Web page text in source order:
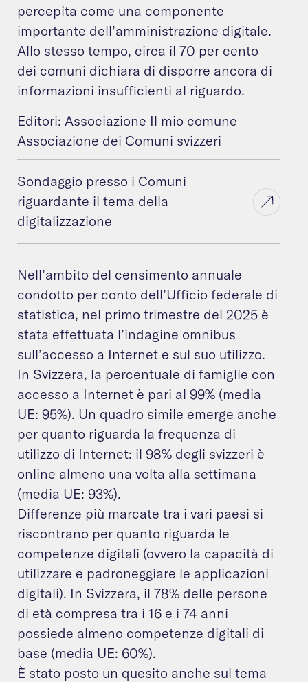
percepita come una componente
importante dell’amministrazione digitale.
Allo stesso tempo, circa il 70 per cento
dei comuni dichiara di disporre ancora di
informazioni insufficienti al riguardo.
Editori: Associazione Il mio comune
Associazione dei Comuni svizzeri
Sondaggio presso i Comuni
riguardante il tema della
digitalizzazione
Nell’ambito del censimento annuale
condotto per conto dell’Ufficio federale di
statistica, nel primo trimestre del 2025 è
stata effettuata l’indagine omnibus
sull’accesso a Internet e sul suo utilizzo.
In Svizzera, la percentuale di famiglie con
accesso a Internet è pari al 99% (media
UE: 95%). Un quadro simile emerge anche
per quanto riguarda la frequenza di
utilizzo di Internet: il 98% degli svizzeri è
online almeno una volta alla settimana
(media UE: 93%).
Differenze più marcate tra i vari paesi si
riscontrano per quanto riguarda le
competenze digitali (ovvero la capacità di
utilizzare e padroneggiare le applicazioni
digitali). In Svizzera, il 78% delle persone
di età compresa tra i 16 e i 74 anni
possiede almeno competenze digitali di
base (media UE: 60%).
È stato posto un quesito anche sul tema